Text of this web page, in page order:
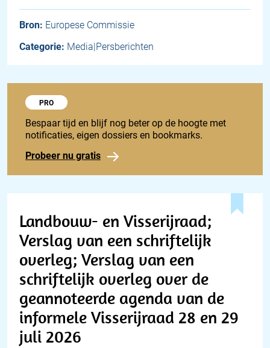
Bron: Europese Commissie
Categorie: Media|Persberichten
Probeer 1848 Pro
PRO
Bespaar tijd en blijf nog beter op de hoogte met
notificaties, eigen dossiers en bookmarks.
Probeer nu gratis
Landbouw- en Visserijraad;
Verslag van een schriftelijk
overleg; Verslag van een
schriftelijk overleg over de
geannoteerde agenda van de
informele Visserijraad 28 en 29
juli 2026